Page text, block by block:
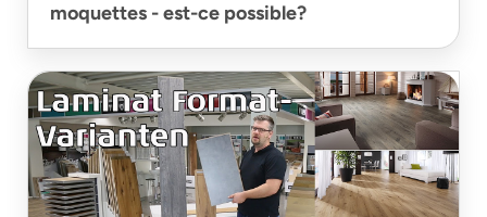
moquettes - est-ce possible?